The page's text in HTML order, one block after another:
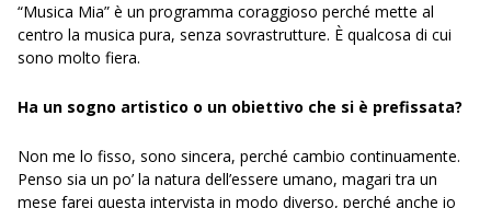
“Musica Mia” è un programma coraggioso perché mette al
centro la musica pura, senza sovrastrutture. È qualcosa di cui
sono molto fiera.
Ha un sogno artistico o un obiettivo che si è prefissata?
Non me lo fisso, sono sincera, perché cambio continuamente.
Penso sia un po’ la natura dell’essere umano, magari tra un
mese farei questa intervista in modo diverso, perché anche io